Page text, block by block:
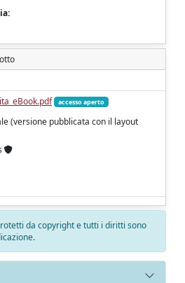
accesso aperto
(versione pubblicata con il layout
da copyright e tutti i diritti sono